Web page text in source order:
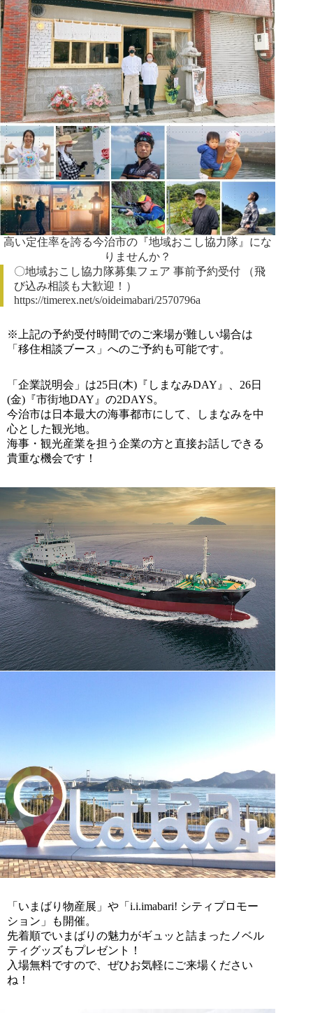
高い定住率を誇る今治市の『地域おこし協力隊』にな
りませんか？
〇地域おこし協力隊募集フェア 事前予約受付 （飛
び込み相談も大歓迎！）
https://timerex.net/s/oideimabari/2570796a
※上記の予約受付時間でのご来場が難しい場合は
「移住相談ブース」へのご予約も可能です。
「企業説明会」は25日(木)『しまなみDAY』、26日
(金)『市街地DAY』の2DAYS。
今治市は日本最大の海事都市にして、しまなみを中
心とした観光地。
海事・観光産業を担う企業の方と直接お話しできる
貴重な機会です！
「いまばり物産展」や「i.i.imabari! シティプロモー
ション」も開催。
先着順でいまばりの魅力がギュッと詰まったノベル
ティグッズもプレゼント！
入場無料ですので、ぜひお気軽にご来場ください
ね！